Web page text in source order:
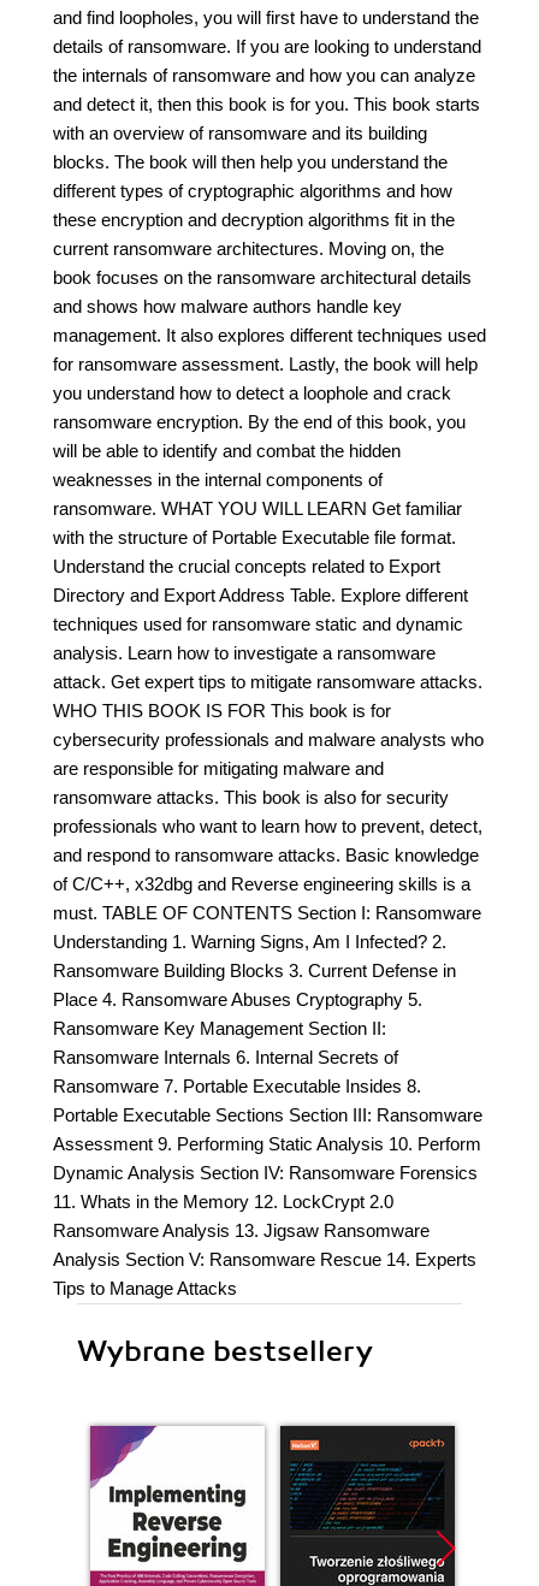
and find loopholes, you will first have to understand the
details of ransomware. If you are looking to understand
the internals of ransomware and how you can analyze
and detect it, then this book is for you. This book starts
with an overview of ransomware and its building
blocks. The book will then help you understand the
different types of cryptographic algorithms and how
these encryption and decryption algorithms fit in the
current ransomware architectures. Moving on, the
book focuses on the ransomware architectural details
and shows how malware authors handle key
management. It also explores different techniques used
for ransomware assessment. Lastly, the book will help
you understand how to detect a loophole and crack
ransomware encryption. By the end of this book, you
will be able to identify and combat the hidden
weaknesses in the internal components of
ransomware. WHAT YOU WILL LEARN Get familiar
with the structure of Portable Executable file format.
Understand the crucial concepts related to Export
Directory and Export Address Table. Explore different
techniques used for ransomware static and dynamic
analysis. Learn how to investigate a ransomware
attack. Get expert tips to mitigate ransomware attacks.
WHO THIS BOOK IS FOR This book is for
cybersecurity professionals and malware analysts who
are responsible for mitigating malware and
ransomware attacks. This book is also for security
professionals who want to learn how to prevent, detect,
and respond to ransomware attacks. Basic knowledge
of C/C++, x32dbg and Reverse engineering skills is a
must. TABLE OF CONTENTS Section I: Ransomware
Understanding 1. Warning Signs, Am I Infected? 2.
Ransomware Building Blocks 3. Current Defense in
Place 4. Ransomware Abuses Cryptography 5.
Ransomware Key Management Section II:
Ransomware Internals 6. Internal Secrets of
Ransomware 7. Portable Executable Insides 8.
Portable Executable Sections Section III: Ransomware
Assessment 9. Performing Static Analysis 10. Perform
Dynamic Analysis Section IV: Ransomware Forensics
11. Whats in the Memory 12. LockCrypt 2.0
Ransomware Analysis 13. Jigsaw Ransomware
Analysis Section V: Ransomware Rescue 14. Experts
Tips to Manage Attacks
Wybrane bestsellery